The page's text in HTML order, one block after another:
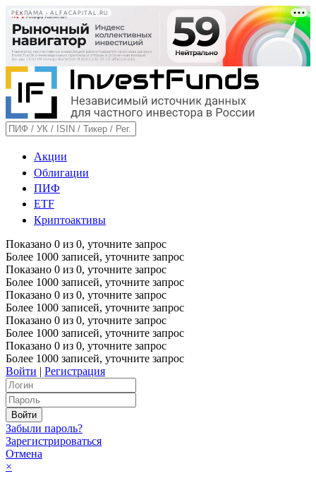
РЕКЛАМА • ALFACAPITAL.RU
Акции
Облигации
ПИФ
ETF
Криптоактивы
Показано 0 из 0, уточните запрос
Более 1000 записей, уточните запрос
Показано 0 из 0, уточните запрос
Более 1000 записей, уточните запрос
Показано 0 из 0, уточните запрос
Более 1000 записей, уточните запрос
Показано 0 из 0, уточните запрос
Более 1000 записей, уточните запрос
Показано 0 из 0, уточните запрос
Более 1000 записей, уточните запрос
Войти | Регистрация
Забыли пароль?
Зарегистрироваться
Отмена
×